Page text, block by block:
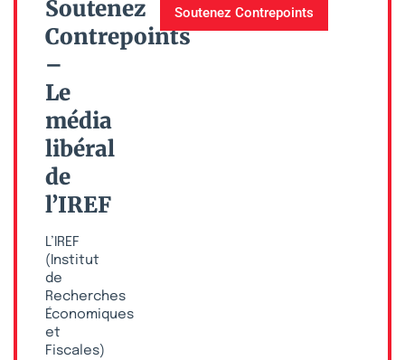
Soutenez
Contrepoints
–
Le
média
libéral
de
l’IREF
L’IREF
(Institut
de
Recherches
Économiques
et
Fiscales)
Soutenez Contrepoints